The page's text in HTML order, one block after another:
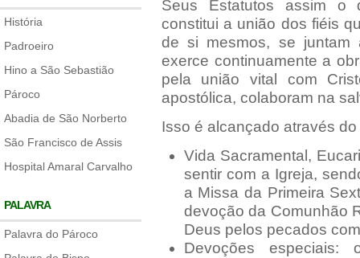
História
Padroeiro
Hino a São Sebastião
Pároco
Abadia de São Norberto
São Francisco de Assis
Hospital Amaral Carvalho
PALAVRA
Palavra do Pároco
Seus Estatutos assim o
constitui a união dos fiéis
de si mesmos, se juntam
exerce continuamente a
pela união vital com
apostólica, colaboram na
Isso é alcançado através
Vida Sacramental,
sentir com a Igreja,
a Missa da Primeira
devoção da Comunhão
Deus pelos pecados
Devoções especiais: